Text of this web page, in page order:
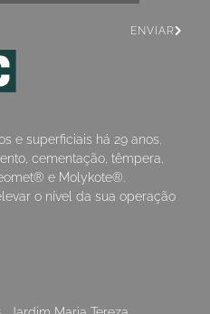
e superficiais há 29 anos.
cementação, têmpera,
e Molykote®.
o nível da sua operação
ENVIAR